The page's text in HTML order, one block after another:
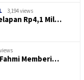
3,194 views
Rp4,1 Mil…
Memberi…